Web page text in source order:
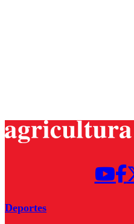
Deportes